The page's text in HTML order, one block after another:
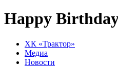
Happy
ХК «Трактор»
Медиа
Новости